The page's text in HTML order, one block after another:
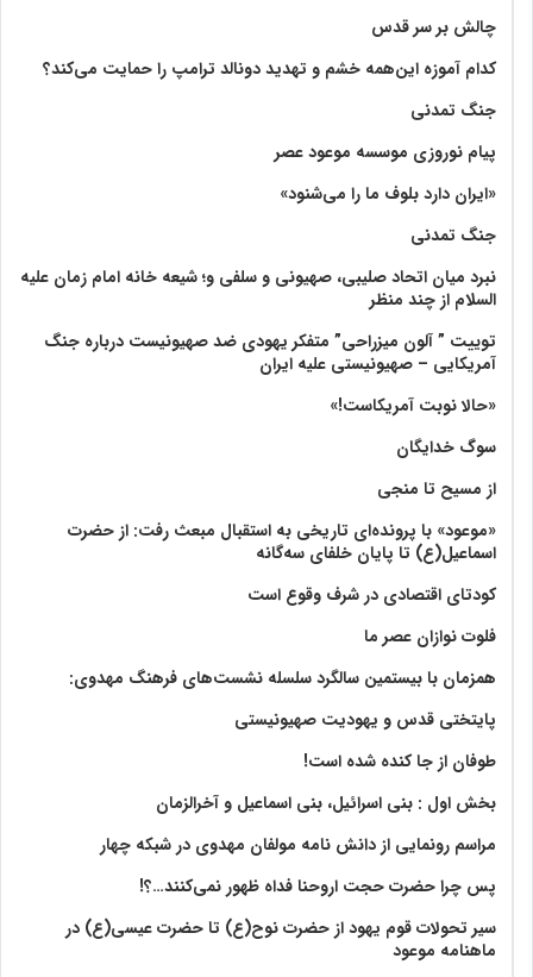
چالش بر سر قدس
کدام آموزه این‌همه خشم و تهدید دونالد ترامپ را حمایت می‌کند؟
جنگ تمدنی
پیام نوروزی موسسه موعود عصر
«ایران دارد بلوف ما را می‌شنود»
جنگ تمدنی
نبرد میان اتحاد صلیبی، صهیونی و سلفی و؛ شیعه خانه امام زمان علیه
السلام از چند منظر
توییت ” آلون میزراحی” متفکر یهودی ضد صهیونیست درباره جنگ
آمریکایی – صهیونیستی علیه ایران
«حالا نوبت آمریکاست!»
سوگ خدایگان
از مسیح تا منجی
«موعود» با پرونده‌ای تاریخی به استقبال مبعث رفت: از حضرت
اسماعیل(ع) تا پایان خلفای سه‌گانه
کودتای اقتصادی در شرف وقوع است
فلوت نوازان عصر ما
همزمان با بیستمین سالگرد سلسله نشست‌های فرهنگ مهدوی:‌
پایتختی قدس و یهودیت صهیونیستی
طوفان از جا کنده شده است!
بخش اول : بنی اسرائیل، بنی اسماعیل و آخرالزمان
مراسم رونمایی از دانش نامه مولفان مهدوی در شبکه چهار
پس چرا حضرت حجت اروحنا فداه ظهور نمی‌کنند…؟!
سیر تحولات قوم یهود از حضرت نوح(ع) تا حضرت عیسی(ع) در
ماهنامه موعود